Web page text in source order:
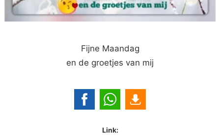
Fijne Maandag
en de groetjes van mij
Link: